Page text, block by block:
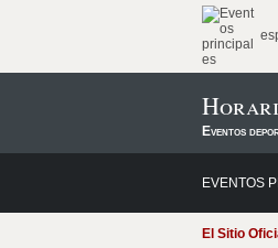
Eventos
EVENTOS
El Sitio